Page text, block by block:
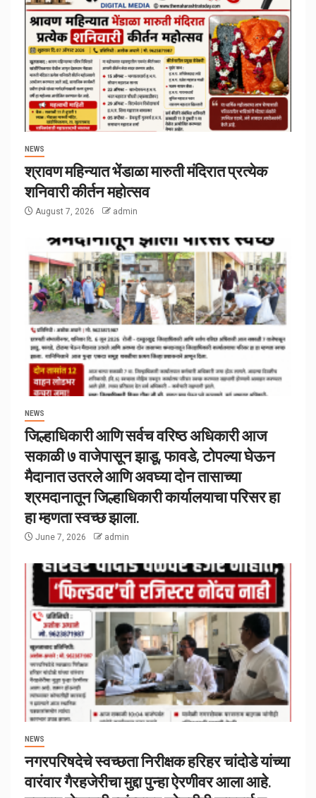
NEWS
श्रावण महिन्यात भेंडाळा मारुती मंदिरात प्रत्येक
शनिवारी कीर्तन महोत्सव
August 7, 2026 admin
NEWS
जिल्हाधिकारी आणि सर्वच वरिष्ठ अधिकारी आज
सकाळी ७ वाजेपासून झाडू, फावडे, टोपल्या घेऊन
मैदानात उतरले आणि अवघ्या दोन तासाच्या
श्रमदानातून जिल्हाधिकारी कार्यालयाचा परिसर हा
हा म्हणता स्वच्छ झाला.
June 7, 2026 admin
NEWS
नगरपरिषदेचे स्वच्छता निरीक्षक हरिहर चांदोडे यांच्या
वारंवार गैरहजेरीचा मुद्दा पुन्हा ऐरणीवर आला आहे.